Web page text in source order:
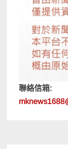
聯絡信箱: